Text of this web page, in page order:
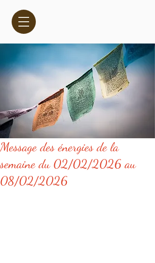
Message des énergies de la
semaine du 02/02/2026 au
08/02/2026